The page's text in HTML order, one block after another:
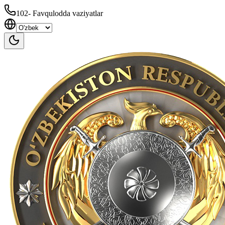
102- Favqulodda vaziyatlar